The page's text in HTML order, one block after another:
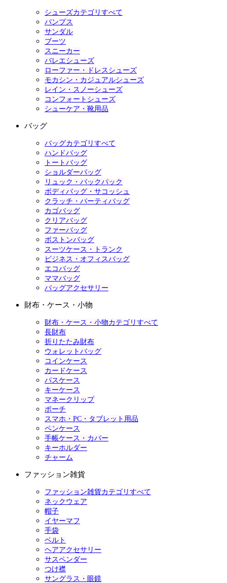
シューズカテゴリすべて
パンプス
サンダル
ブーツ
スニーカー
バレエシューズ
ローファー・ドレスシューズ
モカシン・カジュアルシューズ
レイン・スノーシューズ
コンフォートシューズ
シューケア・靴用品
バッグ
バッグカテゴリすべて
ハンドバッグ
トートバッグ
ショルダーバッグ
リュック・バックパック
ボディバッグ・サコッシュ
クラッチ・パーティバッグ
カゴバッグ
クリアバッグ
ファーバッグ
ボストンバッグ
スーツケース・トランク
ビジネス・オフィスバッグ
エコバッグ
ママバッグ
バッグアクセサリー
財布・ケース・小物
財布・ケース・小物カテゴリすべて
長財布
折りたたみ財布
ウォレットバッグ
コインケース
カードケース
パスケース
キーケース
マネークリップ
ポーチ
スマホ・PC・タブレット用品
ペンケース
手帳ケース・カバー
キーホルダー
チャーム
ファッション雑貨
ファッション雑貨カテゴリすべて
ネックウェア
帽子
イヤーマフ
手袋
ベルト
ヘアアクセサリー
サスペンダー
つけ襟
サングラス・眼鏡